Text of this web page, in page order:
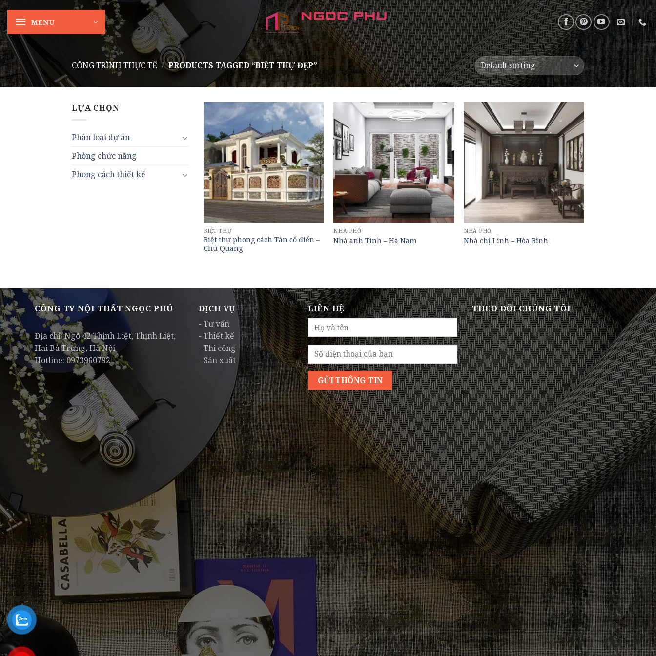
Skip
to
content
MENU
CÔNG TRÌNH THỰC TẾ / PRODUCTS TAGGED “BIỆT THỰ ĐẸP”
LỰA CHỌN
Phân loại dự án
Phòng chức năng
Phong cách thiết kế
BIỆT THỰ
Biệt thự phong cách Tân cổ điển –
Chú Quang
NHÀ PHỐ
Nhà anh Tình – Hà Nam
NHÀ PHỐ
Nhà chị Linh – Hòa Bình
CÔNG TY NỘI THẤT NGỌC PHÚ
Địa chỉ: Ngõ 42 Thịnh Liệt, Thịnh Liệt,
Hai Bà Trưng, Hà Nội
Hotline: 0973960792
DỊCH VỤ
- Tư vấn
- Thiết kế
- Thi công
- Sản xuất
LIÊN HỆ THEO DÕI CHÚNG TÔI